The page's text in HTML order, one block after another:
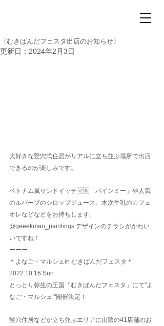
〈むきばんだフェスタ出店のお知らせ〉
更新日： 2024年2月3日
大好きな竪穴式住居がリアルに立ち並ぶ場所で出店
できるのが楽しみです。
ベトナム風サンドイッチ🇻🇳「バインミー」や人気
のルバーブのシロップジュース、木次牛乳のカフェ
オレなどなどをお持ちします。
@geeekman_paintings デザインのチラシがかわい
いですね！
ーーー
＊よなご・マルシェin むきばんだフェスタ＊
2022.10.16 Sun.
とっとり弥生の王国「むきばんだフェスタ」にて"よ
なご・マルシェ‘"開催決定！
竪穴住居などが立ち並ぶエリアに山陰の41店舗のお